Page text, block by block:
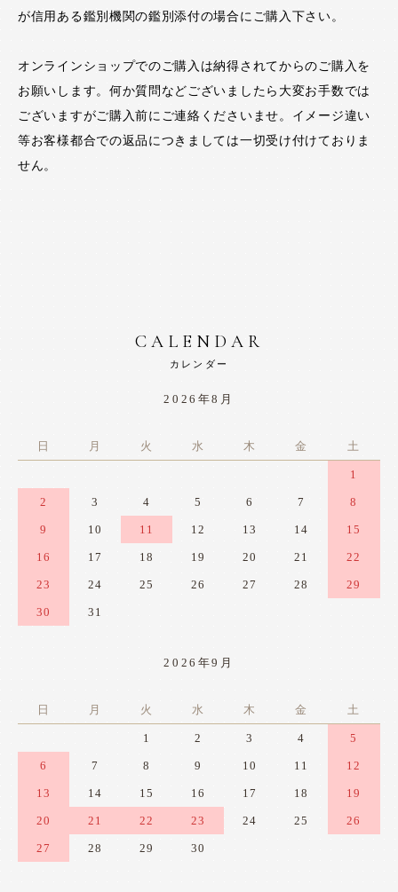
が信用ある鑑別機関の鑑別添付の場合にご購入下さい。
オンラインショップでのご購入は納得されてからのご購入を
お願いします。何か質問などございましたら大変お手数では
ございますがご購入前にご連絡くださいませ。イメージ違い
等お客様都合での返品につきましては一切受け付けておりま
せん。
CALENDAR
カレンダー
2026年8月
日 月 火 水 木 金 土
1
2 3 4 5 6 7 8
9 10 11 12 13 14 15
16 17 18 19 20 21 22
23 24 25 26 27 28 29
30 31
2026年9月
日 月 火 水 木 金 土
1 2 3 4 5
6 7 8 9 10 11 12
13 14 15 16 17 18 19
20 21 22 23 24 25 26
27 28 29 30